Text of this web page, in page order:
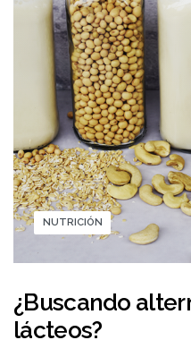
NUTRICIÓN
¿Buscando
lácteos?